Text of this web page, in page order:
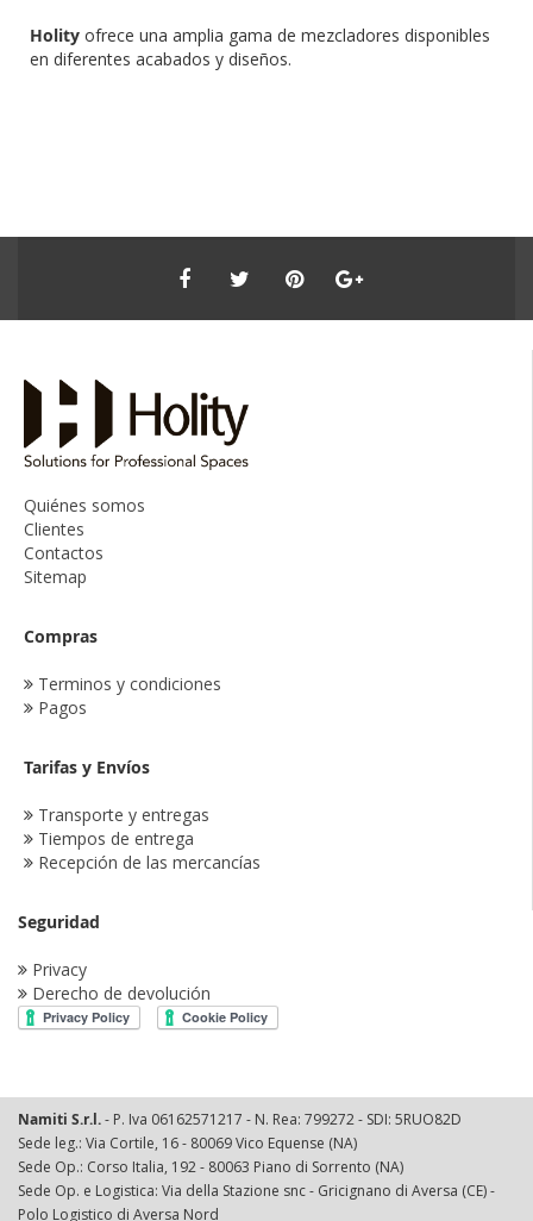
Holity ofrece una amplia gama de mezcladores disponibles
en diferentes acabados y diseños.
Quiénes somos
Clientes
Contactos
Sitemap
Compras
Terminos y condiciones
Pagos
Tarifas y Envíos
Transporte y entregas
Tiempos de entrega
Recepción de las mercancías
Seguridad
Privacy
Derecho de devolución
Namiti S.r.l.- P. Iva 06162571217 - N. Rea: 799272 - SDI: 5RUO82D
Sede leg.: Via Cortile, 16 - 80069 Vico Equense (NA)
Sede Op.: Corso Italia, 192 - 80063 Piano di Sorrento (NA)
Sede Op. e Logistica: Via della Stazione snc - Gricignano di Aversa (CE) -
Polo Logistico di Aversa Nord